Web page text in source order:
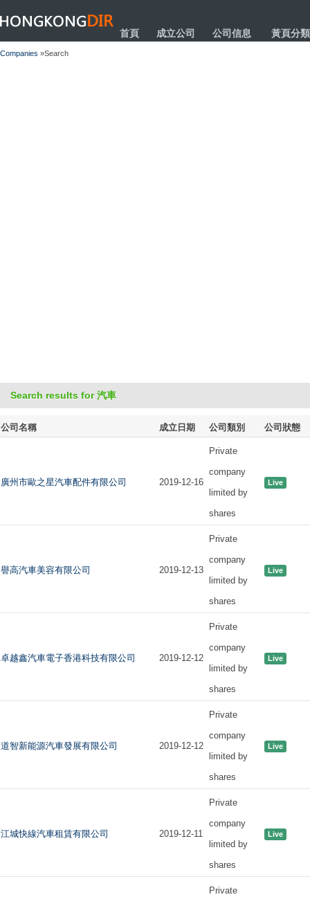
HONGKONGDIR
首頁 成立公司 公司信息 黃頁分類
Companies »Search
Search results for 汽車
公司名稱 成立日期 公司類別 公司狀態
廣州市歐之星汽車配件有限公司 2019-12-16
Private
company
limited by
shares
Live
譽高汽車美容有限公司 2019-12-13
Private
company
limited by
shares
Live
卓越鑫汽車電子香港科技有限公司 2019-12-12
Private
company
limited by
shares
Live
道智新能源汽車發展有限公司 2019-12-12
Private
company
limited by
shares
Live
江城快線汽車租賃有限公司 2019-12-11
Private
company
limited by
shares
Live
Private